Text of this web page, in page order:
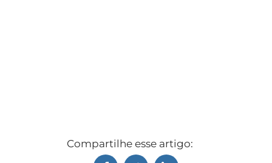
Compartilhe esse artigo: